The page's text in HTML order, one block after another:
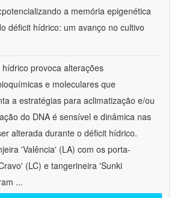
potencializando a memória epigenética
déficit hídrico: um avanço no cultivo
hídrico provoca alterações
e moleculares que
a estratégias para aclimatização e/ou
do DNA é sensível e dinâmica nas
alterada durante o déficit hídrico.
'Valência' (LA) com os porta-
(LC) e tangerineira 'Sunki
...